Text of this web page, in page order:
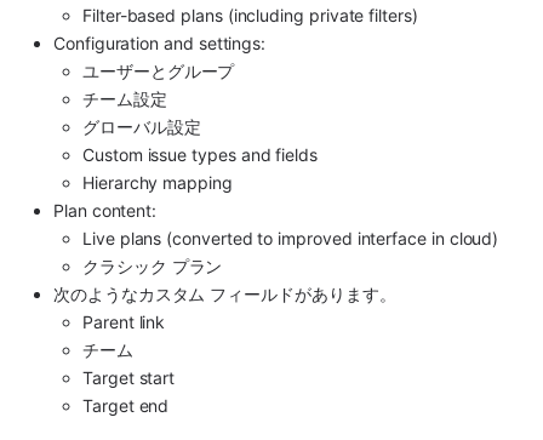
Filter-based plans (including private filters)
Configuration and settings:
ユーザーとグループ
チーム設定
グローバル設定
Custom issue types and fields
Hierarchy mapping
Plan content:
Live plans (converted to improved interface in cloud)
クラシック プラン
次のようなカスタム フィールドがあります。
Parent link
チーム
Target start
Target end